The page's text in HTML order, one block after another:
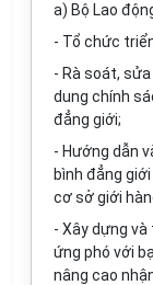
a) Bộ Lao
- Tổ chức
- Rà soát,
dung chính
đẳng giới;
- Hướng dẫn
bình đẳng
cơ sở giới
- Xây dựng
ứng phó với
nâng cao